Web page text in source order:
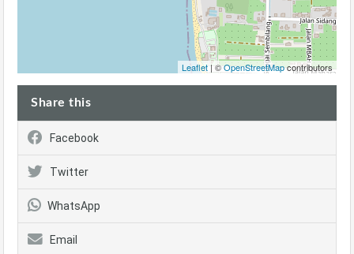
Leaflet | ©OpenStreetMapcontributors
Share this
Facebook
Twitter
WhatsApp
Email